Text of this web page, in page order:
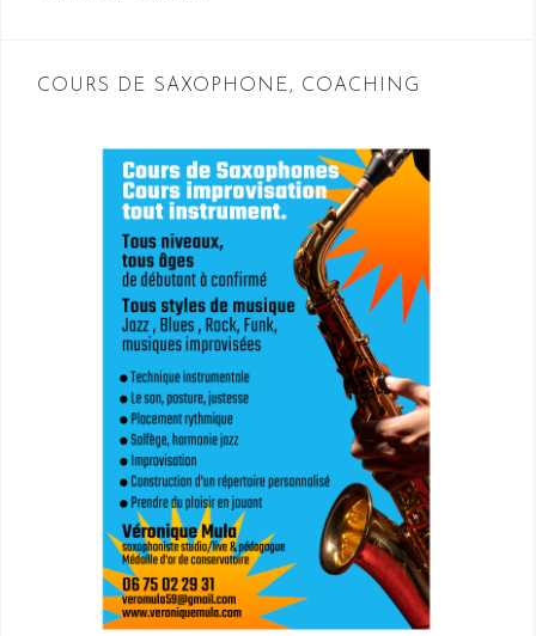
COURS DE SAXOPHONE, COACHING